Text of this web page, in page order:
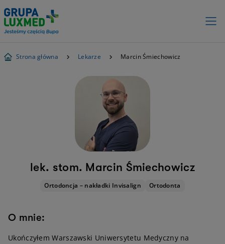
Strona główna Lekarze Marcin Śmiechowicz
lek. stom. Marcin Śmiechowicz
Ortodoncja – nakładki Invisalign Ortodonta
O mnie:
Ukończyłem Warszawski Uniwersytetu Medyczny na